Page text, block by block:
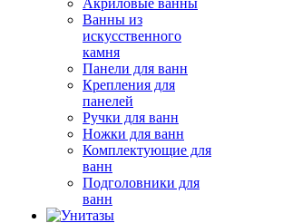
Акриловые ванны
Ванны из
искусственного
камня
Панели для ванн
Крепления для
панелей
Ручки для ванн
Ножки для ванн
Комплектующие для
ванн
Подголовники для
ванн